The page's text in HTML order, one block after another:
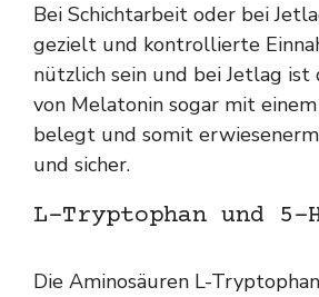
Bei Schichtarbeit oder bei
gezielt und kontrollierte
nützlich sein und bei Jetlag
von Melatonin sogar mit
belegt und somit
und sicher.
L-Tryptophan und 5-
Die Aminosäuren L-